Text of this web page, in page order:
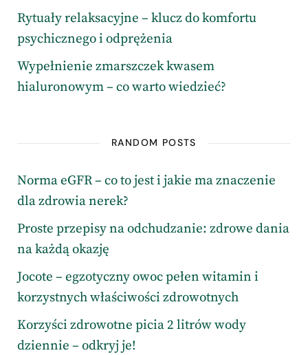
Rytuały relaksacyjne – klucz do komfortu
psychicznego i odprężenia
Wypełnienie zmarszczek kwasem
hialuronowym – co warto wiedzieć?
RANDOM POSTS
Norma eGFR – co to jest i jakie ma znaczenie
dla zdrowia nerek?
Proste przepisy na odchudzanie: zdrowe dania
na każdą okazję
Jocote – egzotyczny owoc pełen witamin i
korzystnych właściwości zdrowotnych
Korzyści zdrowotne picia 2 litrów wody
dziennie – odkryj je!